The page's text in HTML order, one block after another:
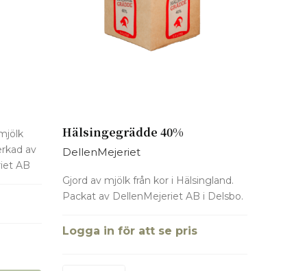
av
AB
Hälsingegrädde 40%
DellenMejeriet
Gjord av mjölk från kor i Hälsingland.
Packat av DellenMejeriet AB i Delsbo.
Logga in för att se pris